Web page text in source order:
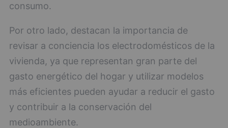
consumo.
Por otro lado, destacan la importancia de
revisar a conciencia los electrodomésticos de la
vivienda, ya que representan gran parte del
gasto energético del hogar y utilizar modelos
más eficientes pueden ayudar a reducir el gasto
y contribuir a la conservación del
medioambiente.